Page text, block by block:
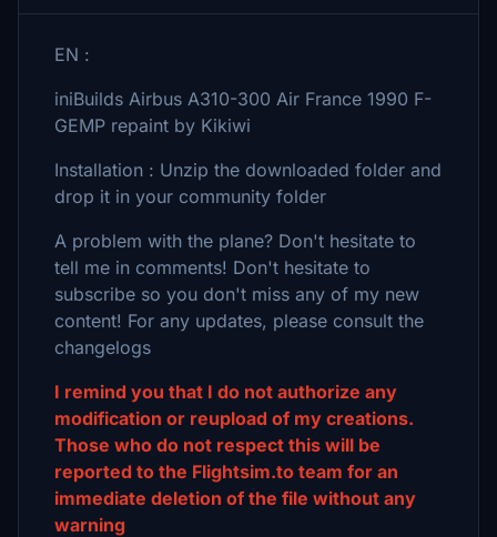
EN :
iniBuilds Airbus A310-300 Air France 1990 F-
GEMP repaint by Kikiwi
Installation : Unzip the downloaded folder and
drop it in your community folder
A problem with the plane? Don't hesitate to
tell me in comments! Don't hesitate to
subscribe so you don't miss any of my new
content! For any updates, please consult the
changelogs
I remind you that I do not authorize any
modification or reupload of my creations.
Those who do not respect this will be
reported to the Flightsim.to team for an
immediate deletion of the file without any
warning